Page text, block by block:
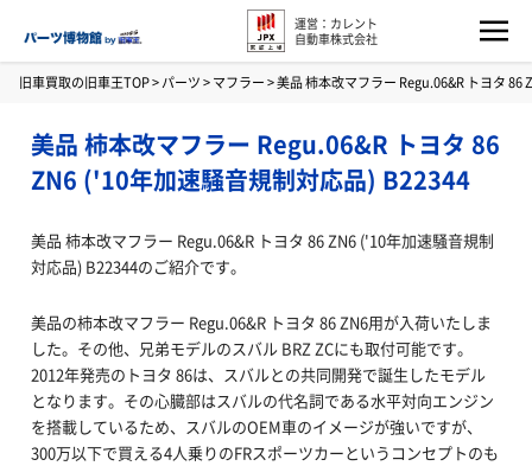
運営：カレント
自動車株式会社
旧車買取の旧車王TOP>パーツ>マフラー>美品 柿本改マフラー Regu.06&R トヨタ
美品 柿本改マフラー Regu.06&R トヨタ 86
ZN6 ('10年加速騒音規制対応品) B22344
美品 柿本改マフラー Regu.06&R トヨタ 86 ZN6 ('10年加速騒音規制
対応品) B22344のご紹介です。
美品の柿本改マフラー Regu.06&R トヨタ 86 ZN6用が入荷いたしま
した。その他、兄弟モデルのスバル BRZ ZCにも取付可能です。
2012年発売のトヨタ 86は、スバルとの共同開発で誕生したモデル
となります。その心臓部はスバルの代名詞である水平対向エンジン
を搭載しているため、スバルのOEM車のイメージが強いですが、
300万以下で買える4人乗りのFRスポーツカーというコンセプトのも